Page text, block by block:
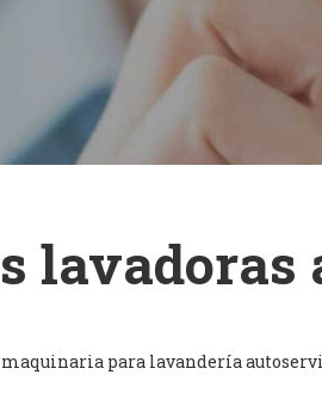
lavadoras
para lavandería